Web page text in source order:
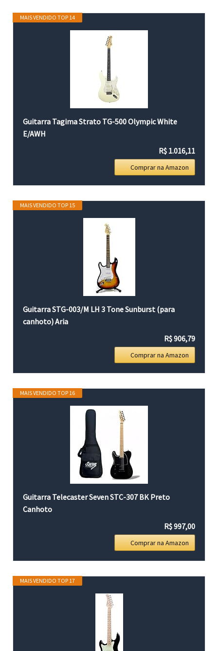
MAIS VENDIDO TOP 14
Guitarra Tagima Strato TG-500 Olympic White
E/AWH
R$ 1.016,11
Comprar na Amazon
MAIS VENDIDO TOP 15
Guitarra STG-003/M LH 3 Tone Sunburst (para
canhoto) Aria
R$ 906,79
Comprar na Amazon
MAIS VENDIDO TOP 16
Guitarra Telecaster Seven STC-307 BK Preto
Canhoto
R$ 997,00
Comprar na Amazon
MAIS VENDIDO TOP 17